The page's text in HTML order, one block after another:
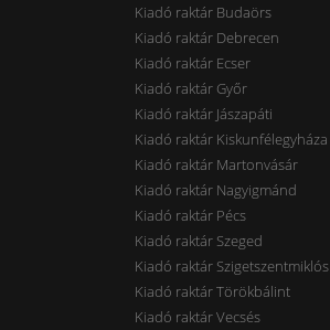
Kiadó raktár Budaörs
Kiadó raktár Debrecen
Kiadó raktár Ecser
Kiadó raktár Győr
Kiadó raktár Jászapáti
Kiadó raktár Kiskunfélegyháza
Kiadó raktár Martonvásár
Kiadó raktár Nagyigmánd
Kiadó raktár Pécs
Kiadó raktár Szeged
Kiadó raktár Szigetszentmiklós
Kiadó raktár Törökbálint
Kiadó raktár Vecsés